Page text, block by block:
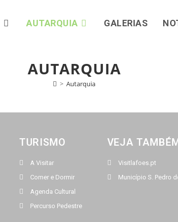
AUTARQUIA GALERIAS
AUTARQUIA
> Autarquia
TURISMO
A Visitar
Comer e Dormir
Agenda Cultural
Percurso Pedestre
VEJA
Visitlafoes.pt
Município S. Pedro